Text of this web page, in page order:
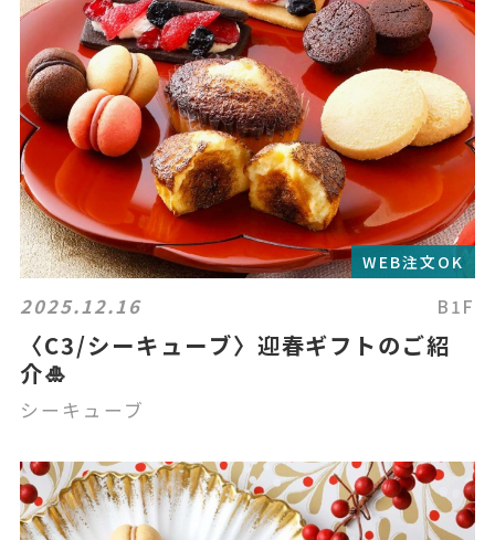
WEB注文OK
2025.12.16 B1F
〈C3/シーキューブ〉迎春ギフトのご紹
介🎍
シーキューブ